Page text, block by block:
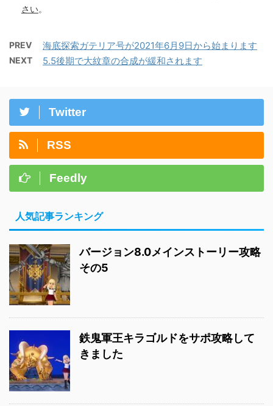
さい。
PREV 海底探索ガテリア号が2021年6月9日から始まります
NEXT 5.5後期で大紋章の合成が緩和されます
Twitter
RSS
Feedly
人気記事ランキング
バージョン8.0メインストーリー攻略
その5
鉄鬼軍王キラゴルドをサポ攻略して
きました